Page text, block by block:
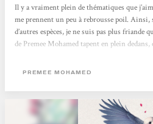
Il y a vraiment plein de thématiques que
me prennent un peu à rebrousse poil. Ainsi,
d’autres espèces, je ne suis pas plus friande
de Premee Mohamed tapent en plein
simple qui a pourtant sa propre poésie,
crade...
PREMEE MOHAMED